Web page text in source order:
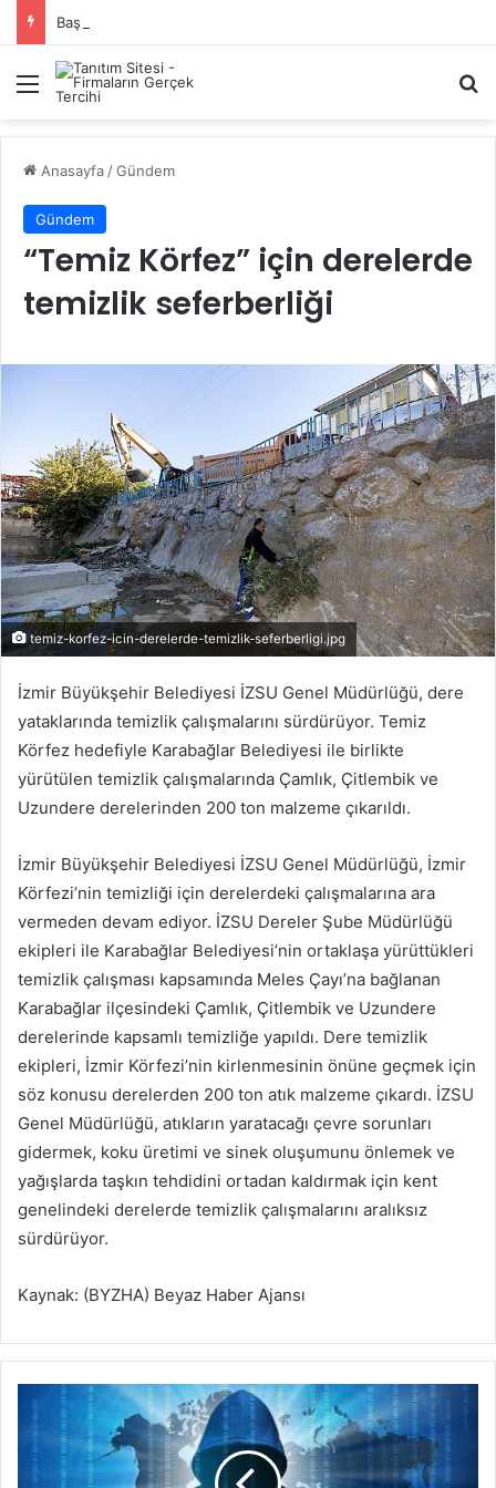
Başiskele Acil Çilingir Hizmeti İçin Doğru Adres Neresi?
Menü
Anasayfa /Gündem
Gündem
“Temiz Körfez” için derelerde
temizlik seferberliği
temiz-korfez-icin-derelerde-temizlik-seferberligi.jpg
İzmir Büyükşehir Belediyesi İZSU Genel Müdürlüğü, dere
yataklarında temizlik çalışmalarını sürdürüyor. Temiz
Körfez hedefiyle Karabağlar Belediyesi ile birlikte
yürütülen temizlik çalışmalarında Çamlık, Çitlembik ve
Uzundere derelerinden 200 ton malzeme çıkarıldı.
İzmir Büyükşehir Belediyesi İZSU Genel Müdürlüğü, İzmir
Körfezi’nin temizliği için derelerdeki çalışmalarına ara
vermeden devam ediyor. İZSU Dereler Şube Müdürlüğü
ekipleri ile Karabağlar Belediyesi’nin ortaklaşa yürüttükleri
temizlik çalışması kapsamında Meles Çayı’na bağlanan
Karabağlar ilçesindeki Çamlık, Çitlembik ve Uzundere
derelerinde kapsamlı temizliğe yapıldı. Dere temizlik
ekipleri, İzmir Körfezi’nin kirlenmesinin önüne geçmek için
söz konusu derelerden 200 ton atık malzeme çıkardı. İZSU
Genel Müdürlüğü, atıkların yaratacağı çevre sorunları
gidermek, koku üretimi ve sinek oluşumunu önlemek ve
yağışlarda taşkın tehdidini ortadan kaldırmak için kent
genelindeki derelerde temizlik çalışmalarını aralıksız
sürdürüyor.
Kaynak: (BYZHA) Beyaz Haber Ajansı